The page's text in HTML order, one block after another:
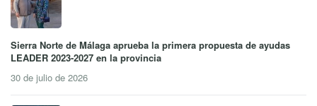
Sierra Norte de Málaga aprueba la primera propuesta de ayudas
LEADER 2023-2027 en la provincia
30 de julio de 2026